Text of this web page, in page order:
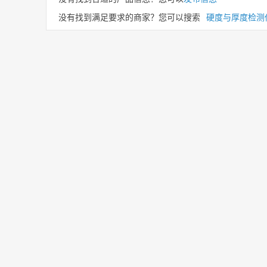
没有找到满足要求的商家？您可以搜索 硬度与厚度检测